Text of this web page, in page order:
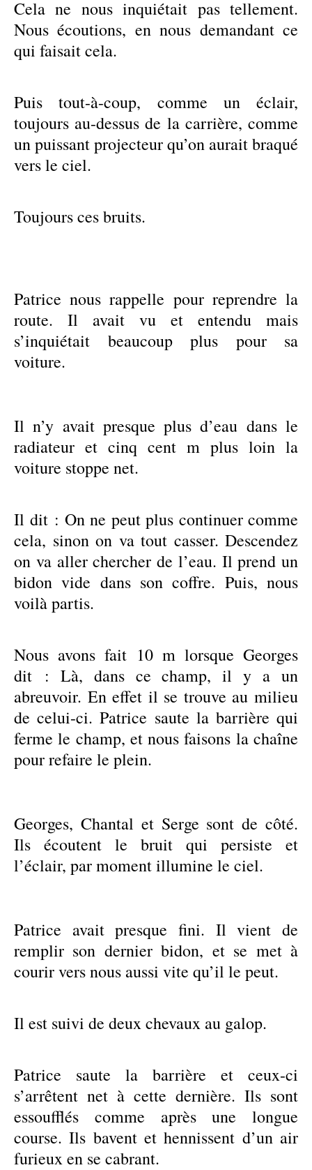
Cela ne nous inquiétait pas tellement.
Nous écoutions, en nous demandant ce
qui faisait cela.
Puis tout-à-coup, comme un éclair,
toujours au-dessus de la carrière, comme
un puissant projecteur qu’on aurait braqué
vers le ciel.
Toujours ces bruits.
Patrice nous rappelle pour reprendre la
route. Il avait vu et entendu mais
s’inquiétait beaucoup plus pour sa
voiture.
Il n’y avait presque plus d’eau dans le
radiateur et cinq cent m plus loin la
voiture stoppe net.
Il dit : On ne peut plus continuer comme
cela, sinon on va tout casser. Descendez
on va aller chercher de l’eau. Il prend un
bidon vide dans son coffre. Puis, nous
voilà partis.
Nous avons fait 10 m lorsque Georges
dit : Là, dans ce champ, il y a un
abreuvoir. En effet il se trouve au milieu
de celui-ci. Patrice saute la barrière qui
ferme le champ, et nous faisons la chaîne
pour refaire le plein.
Georges, Chantal et Serge sont de côté.
Ils écoutent le bruit qui persiste et
l’éclair, par moment illumine le ciel.
Patrice avait presque fini. Il vient de
remplir son dernier bidon, et se met à
courir vers nous aussi vite qu’il le peut.
Il est suivi de deux chevaux au galop.
Patrice saute la barrière et ceux-ci
s’arrêtent net à cette dernière. Ils sont
essoufflés comme après une longue
course. Ils bavent et hennissent d’un air
furieux en se cabrant.